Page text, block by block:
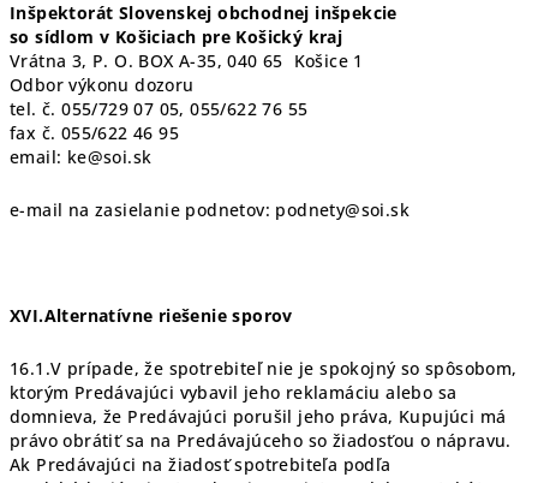
Inšpektorát Slovenskej obchodnej inšpekcie
so sídlom v Košiciach pre Košický kraj
Vrátna 3, P. O. BOX A-35, 040 65 Košice 1
Odbor výkonu dozoru
tel. č. 055/729 07 05, 055/622 76 55
fax č. 055/622 46 95
email: ke@soi.sk
e-mail na zasielanie podnetov: podnety@soi.sk
XVI.Alternatívne riešenie sporov
16.1.V prípade, že spotrebiteľ nie je spokojný so spôsobom,
ktorým Predávajúci vybavil jeho reklamáciu alebo sa
domnieva, že Predávajúci porušil jeho práva, Kupujúci má
právo obrátiť sa na Predávajúceho so žiadosťou o nápravu.
Ak Predávajúci na žiadosť spotrebiteľa podľa